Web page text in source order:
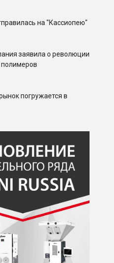
на "Кассиопею"
заявила о революции
полимеров
погружается в